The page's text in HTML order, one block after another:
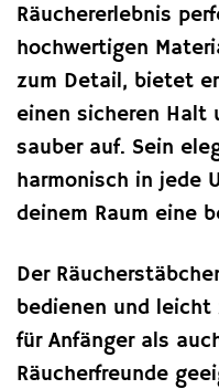
Räuchererlebnis
hochwertigen
zum Detail, bietet
einen sicheren Halt
sauber auf. Sein
harmonisch in jede
deinem Raum eine
Der
bedienen und leicht
für Anfänger als
Räucherfreunde